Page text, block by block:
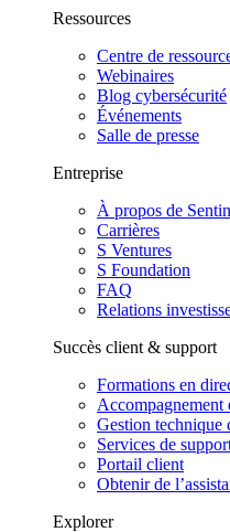
Ressources
Centre de
Webinaires
Blog cybersécurité
Événements
Salle de presse
Entreprise
À propos de
Carrières
S Ventures
S Foundation
FAQ
Relations
Succès client & support
Formations en
Accompagnement
Gestion technique
Services de
Portail client
Obtenir de
Explorer